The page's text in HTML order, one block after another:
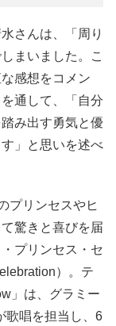
さんは、「周り
まいました。こ
感想をコメン
通して、「自分
み出す勇気と優
」と思いを述べ
プリンセスやヒ
驚きと喜びを届
プリンセス・セ
）。テ
」は、グラミー
歌唱を担当し、6